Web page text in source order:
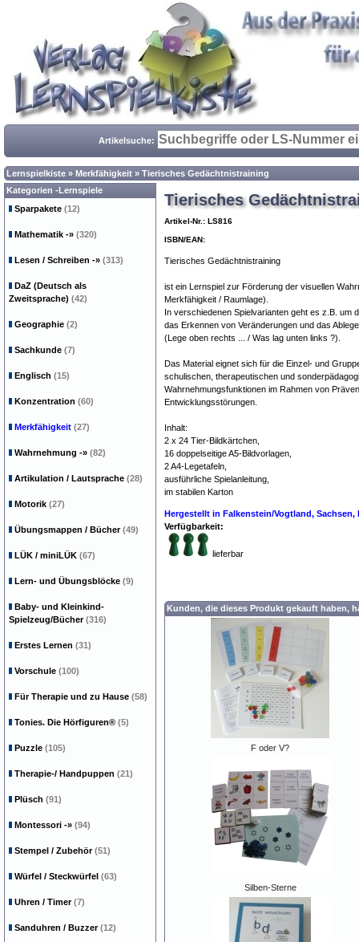
Artikelsuche:
Lernspielkiste » Merkfähigkeit » Tierisches Gedächtnistraining
Tierisches
Artikel-Nr.: LS816
ISBN/EAN:
Tierisches Gedächtnistraining
ist ein Lernspiel zur Förderung der visuellen
Merkfähigkeit / Raumlage).
In verschiedenen Spielvarianten geht es z.B. um
das Erkennen von Veränderungen und das
(Lege oben rechts ... / Was lag unten links ?).
Das Material eignet sich für die Einzel- und
schulischen, therapeutischen und
Wahrnehmungsfunktionen im Rahmen von
Entwicklungsstörungen.
Inhalt:
2 x 24 Tier-Bildkärtchen,
16 doppelseitige A5-Bildvorlagen,
2 A4-Legetafeln,
ausführliche Spielanleitung,
im stabilen Karton
Hergestellt in Falkenstein/Vogtland, Sachsen,
Verfügbarkeit:
lieferbar
Kunden, die dieses Produkt gekauft haben,
F oder V?
Silben-Sterne
Kategorien -Lernspiele
Sparpakete (12)
Mathematik -» (320)
Lesen / Schreiben -» (313)
DaZ (Deutsch als
Zweitsprache) (42)
Geographie (2)
Sachkunde (7)
Englisch (15)
Konzentration (60)
Merkfähigkeit (27)
Wahrnehmung -» (82)
Artikulation / Lautsprache (28)
Motorik (27)
Übungsmappen / Bücher(49)
LÜK / miniLÜK (67)
Lern- und Übungsblöcke (9)
Baby- und Kleinkind-
Spielzeug/Bücher(316)
Erstes Lernen (31)
Vorschule (100)
Für Therapie und zu Hause (58)
Tonies. Die Hörfiguren® (5)
Puzzle (105)
Therapie-/ Handpuppen (21)
Plüsch (91)
Montessori -» (94)
Stempel / Zubehör(51)
Würfel / Steckwürfel (63)
Uhren / Timer(7)
Sanduhren / Buzzer(12)